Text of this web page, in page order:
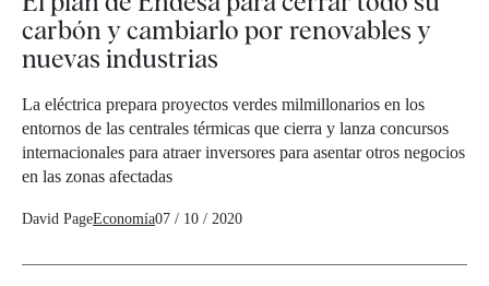
carbón y cambiarlo por renovables y
nuevas industrias
La eléctrica prepara proyectos verdes milmillonarios en los
entornos de las centrales térmicas que cierra y lanza concursos
internacionales para atraer inversores para asentar otros negocios
en las zonas afectadas
David PageEconomía07 / 10 / 2020